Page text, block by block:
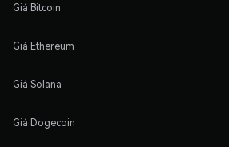
Giá Bitcoin
Giá Ethereum
Giá Solana
Giá Dogecoin